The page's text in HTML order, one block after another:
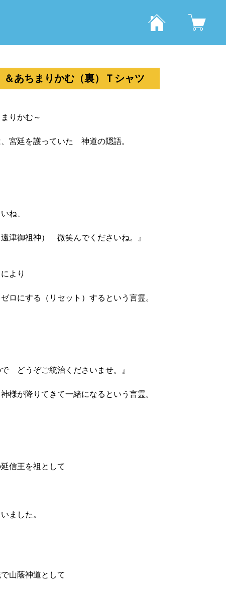
＆あちまりかむ（裏）Ｔシャツ
りかむ～
宮廷を護っていた 神道の隠語。
ね、
津御祖神） 微笑んでくださいね。』
より
ロにする（リセット）するという言霊。
どうぞご統治くださいませ。』
様が降りてきて一緒になるという言霊。
信王を祖として
ました。
山蔭神道として